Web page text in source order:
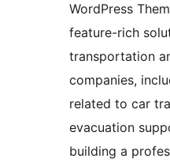
WordPress
feature-rich
transportation
companies,
related to car
evacuation
building a